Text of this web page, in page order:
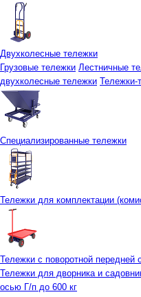
Двухколесные тележки
Грузовые тележки Лестничные
двухколесные тележки
Специализированные тележки
Тележки для комплектации
Тележки с поворотной передней
Тележки для дворника и
осью Г/п до 600 кг